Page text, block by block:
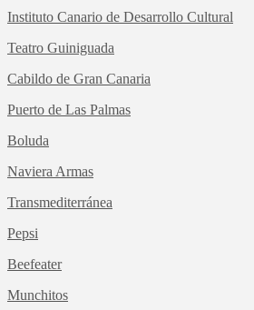
Instituto Canario de Desarrollo Cultural
Teatro Guiniguada
Cabildo de Gran Canaria
Puerto de Las Palmas
Boluda
Naviera Armas
Transmediterránea
Pepsi
Beefeater
Munchitos